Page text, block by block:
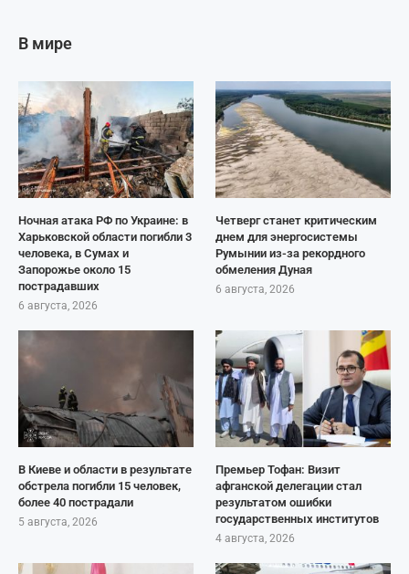
В мире
Ночная атака РФ по Украине: в
Харьковской области погибли 3
человека, в Сумах и
Запорожье около 15
пострадавших
6 августа, 2026
Четверг станет критическим
днем для энергосистемы
Румынии из-за рекордного
обмеления Дуная
6 августа, 2026
В Киеве и области в результате
обстрела погибли 15 человек,
более 40 пострадали
5 августа, 2026
Премьер Тофан: Визит
афганской делегации стал
результатом ошибки
государственных институтов
4 августа, 2026